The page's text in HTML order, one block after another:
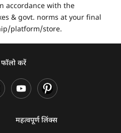
accordance with the
& govt. norms at your final
platform/store.
करें
महत्वपूर्ण लिंक्स